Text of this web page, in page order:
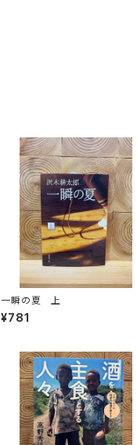
一瞬の夏 上
¥781